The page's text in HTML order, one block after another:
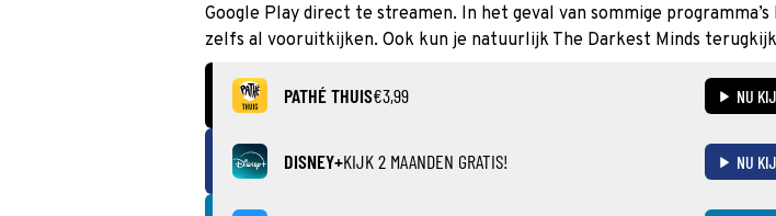
Google Play direct te streamen. In het geval van sommige programma’s
zelfs al vooruitkijken. Ook kun je natuurlijk The Darkest Minds
PATHÉ THUIS€3,99 NU
DISNEY+KIJK 2 MAANDEN GRATIS! NU